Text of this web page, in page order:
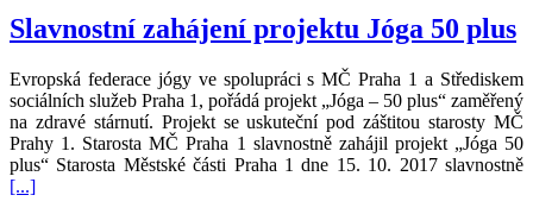
Slavnostní zahájení projektu Jóga 50 plus
Evropská federace jógy ve spolupráci s MČ Praha 1 a Střediskem
sociálních služeb Praha 1, pořádá projekt „Jóga – 50 plus“ zaměřený
na zdravé stárnutí. Projekt se uskuteční pod záštitou starosty MČ
Prahy 1. Starosta MČ Praha 1 slavnostně zahájil projekt „Jóga 50
plus“ Starosta Městské části Praha 1 dne 15. 10. 2017 slavnostně
[...]